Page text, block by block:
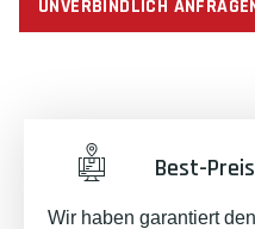
UNVERBINDLICH
Best-
Wir haben garantiert